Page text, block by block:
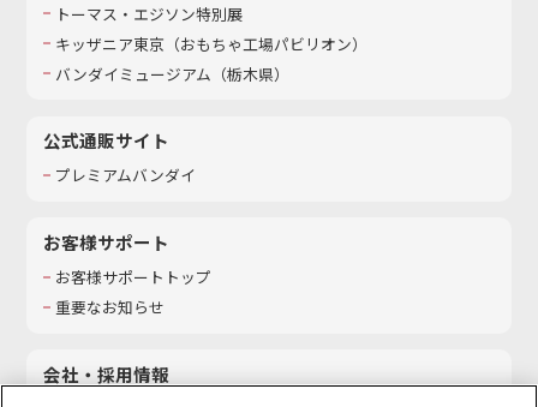
トーマス・エジソン特別展
キッザニア東京（おもちゃ工場パビリオン）​
バンダイミュージアム（栃木県）
公式通販サイト
プレミアムバンダイ
お客様サポート
お客様サポートトップ
重要なお知らせ
会社・採用情報